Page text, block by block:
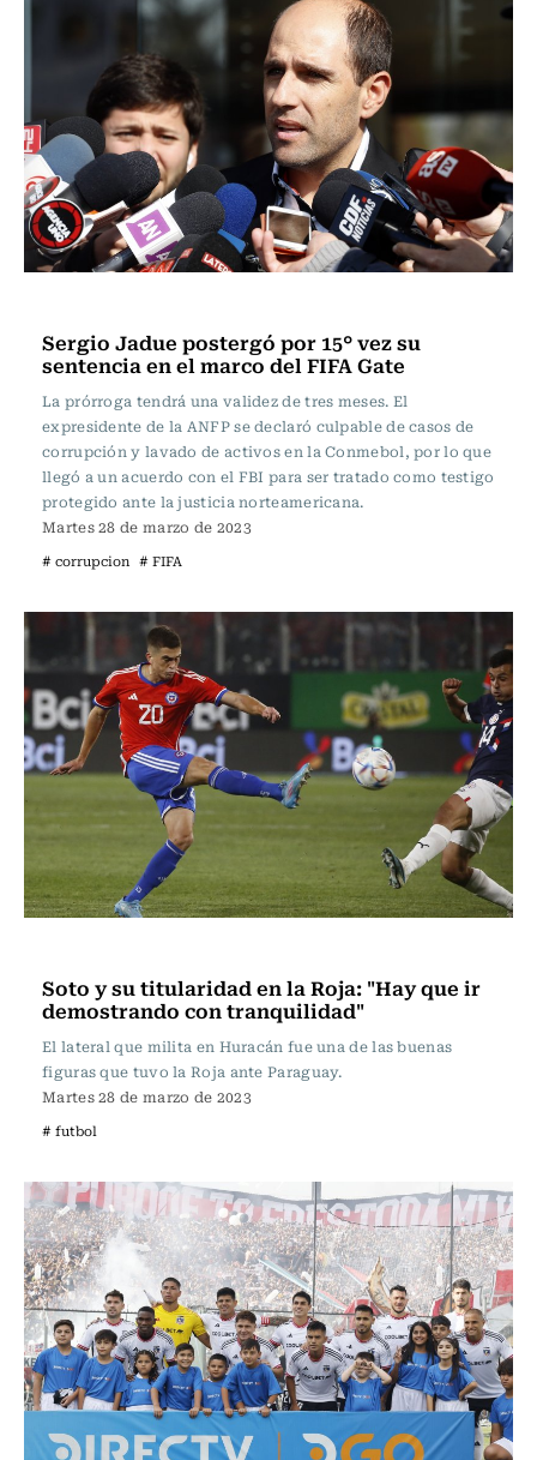
Sergio Jadue postergó por 15° vez su
sentencia en el marco del FIFA Gate
La prórroga tendrá una validez de tres meses. El
expresidente de la ANFP se declaró culpable de casos de
corrupción y lavado de activos en la Conmebol, por lo que
llegó a un acuerdo con el FBI para ser tratado como testigo
protegido ante la justicia norteamericana.
Martes 28 de marzo de 2023
# corrupcion # FIFA
Soto y su titularidad en la Roja: "Hay que ir
demostrando con tranquilidad"
El lateral que milita en Huracán fue una de las buenas
figuras que tuvo la Roja ante Paraguay.
Martes 28 de marzo de 2023
# futbol